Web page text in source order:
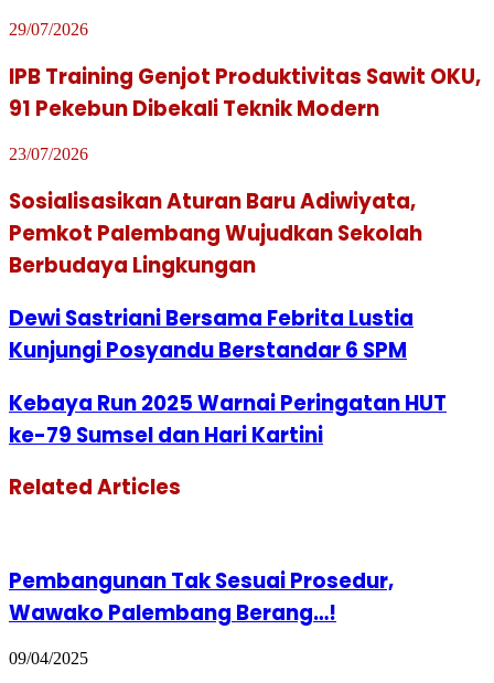
29/07/2026
IPB Training Genjot Produktivitas Sawit OKU,
91 Pekebun Dibekali Teknik Modern
23/07/2026
Sosialisasikan Aturan Baru Adiwiyata,
Pemkot Palembang Wujudkan Sekolah
Berbudaya Lingkungan
Dewi Sastriani Bersama Febrita Lustia
Kunjungi Posyandu Berstandar 6 SPM
Kebaya Run 2025 Warnai Peringatan HUT
ke-79 Sumsel dan Hari Kartini
Related Articles
Pembangunan Tak Sesuai Prosedur,
Wawako Palembang Berang…!
09/04/2025